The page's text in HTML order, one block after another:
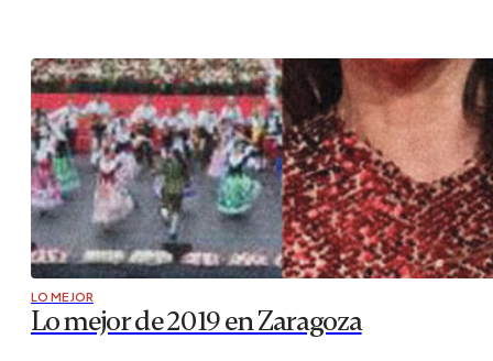
LO MEJOR
Lo mejor de 2019 en Zaragoza